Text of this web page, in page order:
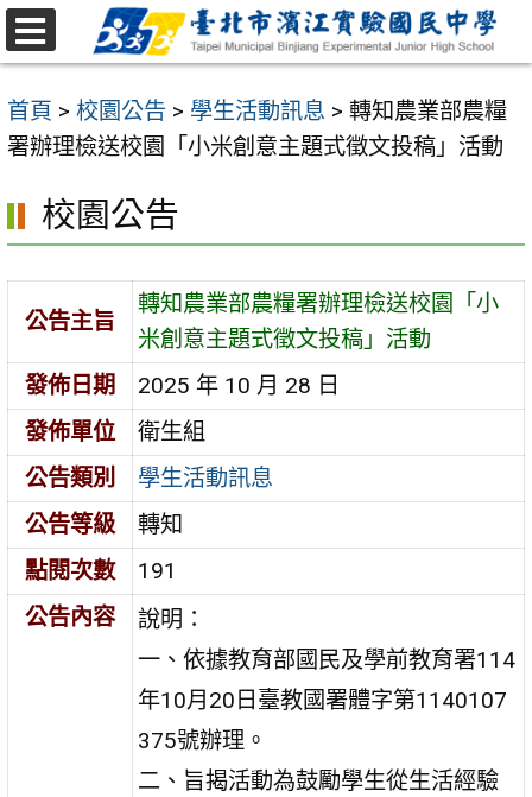
跳
至
要
內
區
首頁 > 校園公告 > 學生活動訊息 > 轉知農業部農糧
署辦理檢送校園「小米創意主題式徵文投稿」活動
校園公告
公告主旨
轉知農業部農糧署辦理檢送校園「小
米創意主題式徵文投稿」活動
發佈日期
2025 年 10 月 28 日
發佈單位
衛生組
公告類別
學生活動訊息
公告等級
轉知
點閱次數
191
公告內容
說明：
一、依據教育部國民及學前教育署114
年10月20日臺教國署體字第1140107
375號辦理。
二、旨揭活動為鼓勵學生從生活經驗
選
單